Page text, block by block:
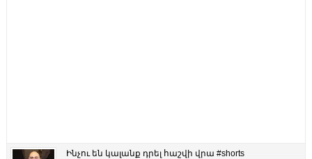
Ինչու են կալանք դրել հաշվի վրա #shorts